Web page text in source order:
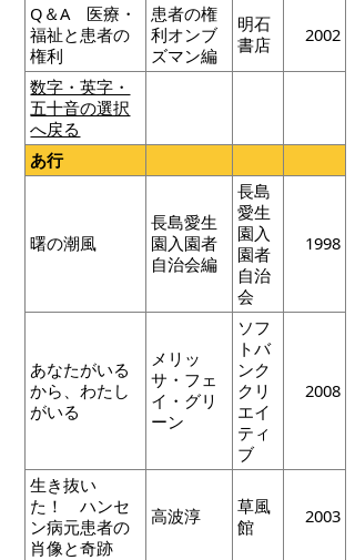
Q＆A 医療・
福祉と患者の
権利
患者の権
利オンブ
ズマン編
明石
書店
2002
数字・英字・
五十音の選択
へ戻る
あ行
曙の潮風
長島愛生
園入園者
自治会編
長島
愛生
園入
園者
自治
会
1998
あなたがいる
から、わたし
がいる
メリッ
サ・フェ
イ・グリ
ーン
ソフ
トバ
ンク
クリ
エイ
ティ
ブ
2008
生き抜い
た！ ハンセ
ン病元患者の
肖像と奇跡
高波淳
草風
館
2003